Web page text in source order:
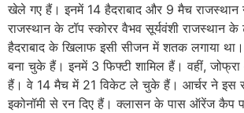
खेले गए हैं। इनमें 14 हैदराबाद और 9 मैच
राजस्थान के टॉप स्कोरर वैभव सूर्यवंशी राजस्थान के
हैदराबाद के खिलाफ इसी सीजन में शतक लगाया
बना चुके हैं। इनमें 3 फिफ्टी शामिल हैं। वहीं,
हैं। वे 14 मैच में 21 विकेट ले चुके हैं। आर्चर ने इस
इकोनॉमी से रन दिए हैं। क्लासन के पास ऑरेंज कैप